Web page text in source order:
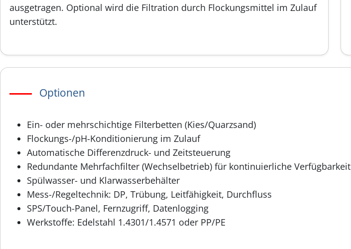
ausgetragen. Optional wird die Filtration durch Flockungsmittel im Zulauf
unterstützt.
Optionen
Ein- oder mehrschichtige Filterbetten (Kies/Quarzsand)
Flockungs-/pH-Konditionierung im Zulauf
Automatische Differenzdruck- und Zeitsteuerung
Redundante Mehrfachfilter (Wechselbetrieb) für kontinuierliche Verfügbarkeit
Spülwasser- und Klarwasserbehälter
Mess-/Regeltechnik: DP, Trübung, Leitfähigkeit, Durchfluss
SPS/Touch-Panel, Fernzugriff, Datenlogging
Werkstoffe: Edelstahl 1.4301/1.4571 oder PP/PE